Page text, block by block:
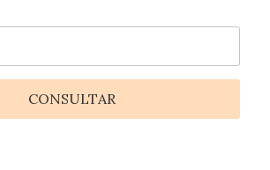
CONSULTAR